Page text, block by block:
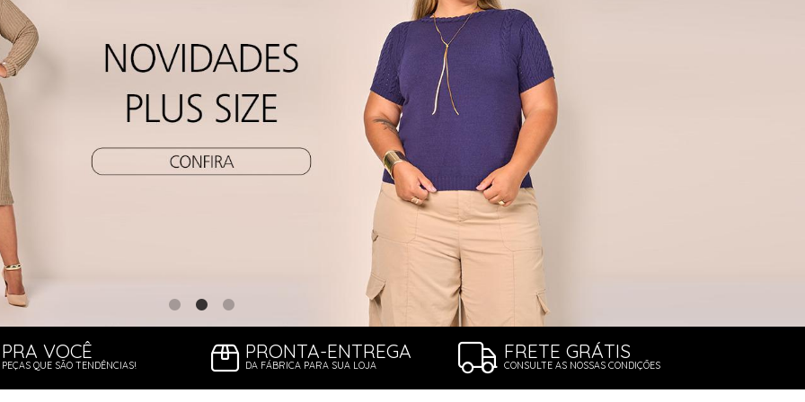
PRA VOCÊ
PEÇAS QUE SÃO TENDÊNCIAS!
PRONTA-ENTREGA
DA FÁBRICA PARA SUA LOJA
FRETE GRÁTIS
CONSULTE AS NOSSAS CONDIÇÕES